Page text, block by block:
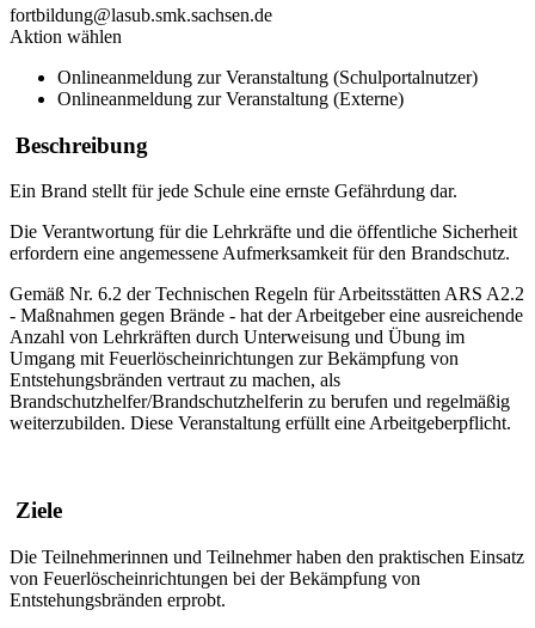
fortbildung@lasub.smk.sachsen.de
Aktion wählen
Onlineanmeldung zur Veranstaltung (Schulportalnutzer)
Onlineanmeldung zur Veranstaltung (Externe)
Beschreibung
Ein Brand stellt für jede Schule eine ernste Gefährdung dar.
Die Verantwortung für die Lehrkräfte und die öffentliche Sicherheit
erfordern eine angemessene Aufmerksamkeit für den Brandschutz.
Gemäß Nr. 6.2 der Technischen Regeln für Arbeitsstätten ARS A2.2
- Maßnahmen gegen Brände - hat der Arbeitgeber eine ausreichende
Anzahl von Lehrkräften durch Unterweisung und Übung im
Umgang mit Feuerlöscheinrichtungen zur Bekämpfung von
Entstehungsbränden vertraut zu machen, als
Brandschutzhelfer/Brandschutzhelferin zu berufen und regelmäßig
weiterzubilden. Diese Veranstaltung erfüllt eine Arbeitgeberpflicht.
Ziele
Die Teilnehmerinnen und Teilnehmer haben den praktischen Einsatz
von Feuerlöscheinrichtungen bei der Bekämpfung von
Entstehungsbränden erprobt.